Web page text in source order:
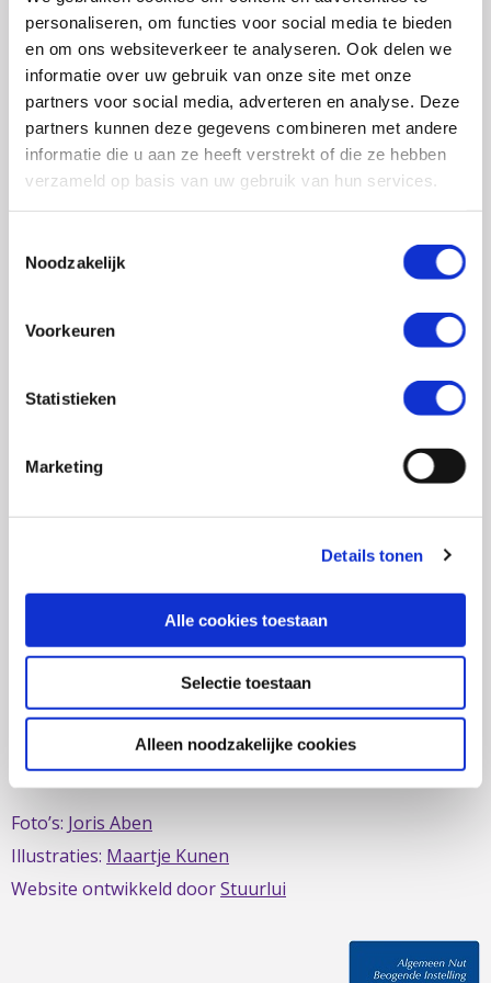
personaliseren, om functies voor social media te bieden
en om ons websiteverkeer te analyseren. Ook delen we
informatie over uw gebruik van onze site met onze
partners voor social media, adverteren en analyse. Deze
partners kunnen deze gegevens combineren met andere
informatie die u aan ze heeft verstrekt of die ze hebben
verzameld op basis van uw gebruik van hun services.
Noodzakelijk
Voorkeuren
Statistieken
Marketing
Details tonen
Alle cookies toestaan
Selectie toestaan
Alleen noodzakelijke cookies
0348 – 43 29 20(algemene nummer)
(ma t/m do: van 10.00 tot 14.30 uur)
info@crohn-colitis.nl
0348 – 420 780 (ervaringsdeskundigenlijn)
(ma t/m do: van 10:00 tot 12:30 uur)
ervaringsdeskundigen@crohn-colitis.nl
voor mensen met chronische darmziektes zoals de ziekte
van Crohn, colitis ulcerosa en microscopische colitis.
Deze ontstekingsziektes noemt men ook wel
Inflammatory Bowel Disease (IBD). Crohn & Colitis NL zet
zich al sinds 1979 in om de belangen van mensen met
IBD te behartigen. Evenals de belangen van mensen met
short bowel/darmfalen.
Deze website is mede mogelijk gemaakt door het
Fonds
Foto’s: Joris Aben
Illustraties: Maartje Kunen
Website ontwikkeld doorStuurlui